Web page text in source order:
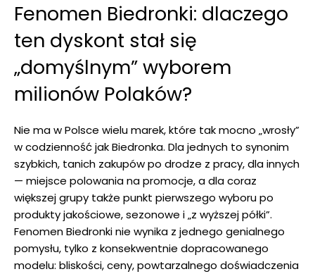
Fenomen Biedronki: dlaczego
ten dyskont stał się
„domyślnym” wyborem
milionów Polaków?
Nie ma w Polsce wielu marek, które tak mocno „wrosły”
w codzienność jak Biedronka. Dla jednych to synonim
szybkich, tanich zakupów po drodze z pracy, dla innych
— miejsce polowania na promocje, a dla coraz
większej grupy także punkt pierwszego wyboru po
produkty jakościowe, sezonowe i „z wyższej półki”.
Fenomen Biedronki nie wynika z jednego genialnego
pomysłu, tylko z konsekwentnie dopracowanego
modelu: bliskości, ceny, powtarzalnego doświadczenia